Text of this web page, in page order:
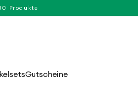
Produkte
Gutscheine